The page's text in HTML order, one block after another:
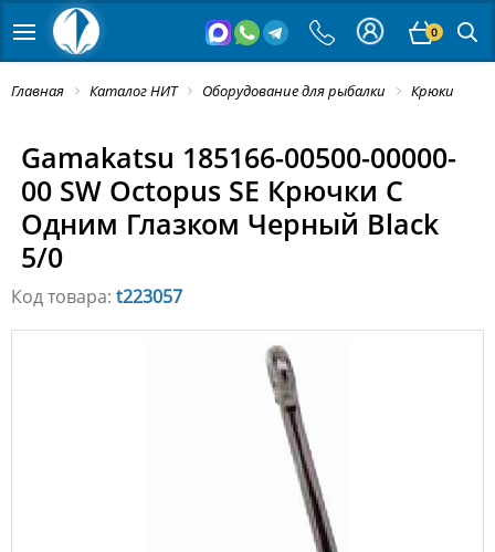
0
Главная Каталог НИТ Оборудование для рыбалки Крюки
Gamakatsu 185166-00500-00000-
00 SW Octopus SE Крючки С
Одним Глазком Черный Black
5/0
Код товара: t223057